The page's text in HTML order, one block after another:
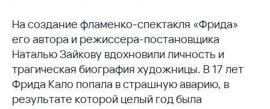
На создание фламенко-спектакля «Фрида»
его автора и режиссера-постановщика
Наталью Зайкову вдохновили личность и
трагическая биография художницы. В 17 лет
Фрида Кало попала в страшную аварию, в
результате которой целый год была